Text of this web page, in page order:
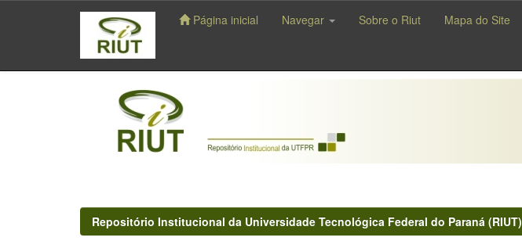
navigation
Página inicial Navegar Sobre o Riut Mapa do Site
Repositório Institucional da Universidade Tecnológica Federal do Paraná (RIUT)